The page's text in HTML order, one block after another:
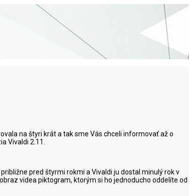
na štyri krát a tak sme Vás chceli informovať až o
Vivaldi 2.11.
pred štyrmi rokmi a Vivaldi ju dostal minulý rok v
videa piktogram, ktorým si ho jednoducho oddelíte od